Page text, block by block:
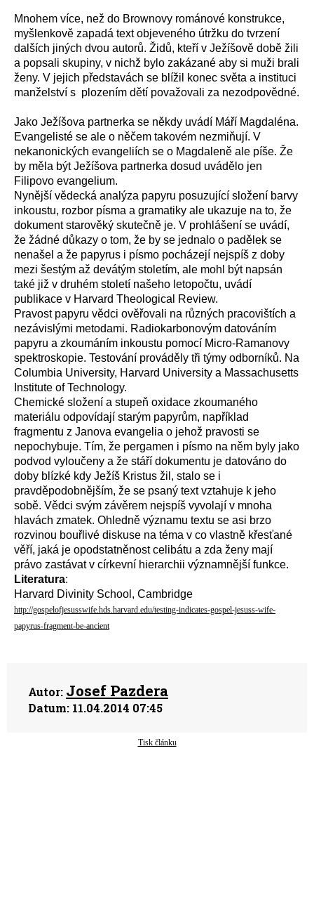
Mnohem více, než do Brownovy románové konstrukce,
myšlenkově zapadá text objeveného útržku do tvrzení
dalších jiných dvou autorů. Židů, kteří v Ježíšově době žili
a popsali skupiny, v nichž bylo zakázané aby si muži brali
ženy. V jejich představách se blížil konec světa a instituci
manželství s plozením dětí považovali za nezodpovědné.
Jako Ježíšova partnerka se někdy uvádí Máří Magdaléna.
Evangelisté se ale o něčem takovém nezmiňují. V
nekanonických evangeliích se o Magdaleně ale píše. Že
by měla být Ježíšova partnerka dosud uvádělo jen
Filipovo evangelium.
Nynější vědecká analýza papyru posuzující složení barvy
inkoustu, rozbor písma a gramatiky ale ukazuje na to, že
dokument starověký skutečně je. V prohlášení se uvádí,
že žádné důkazy o tom, že by se jednalo o padělek se
nenašel a že papyrus i písmo pocházejí nejspíš z doby
mezi šestým až devátým stoletím, ale mohl být napsán
také již v druhém století našeho letopočtu, uvádí
publikace v Harvard Theological Review.
Pravost papyru vědci ověřovali na různých pracovištích a
nezávislými metodami. Radiokarbonovým datováním
papyru a zkoumáním inkoustu pomocí Micro-Ramanovy
spektroskopie. Testování prováděly tři týmy odborníků. Na
Columbia University, Harvard University a Massachusetts
Institute of Technology.
Chemické složení a stupeň oxidace zkoumaného
materiálu odpovídají starým papyrům, například
fragmentu z Janova evangelia o jehož pravosti se
nepochybuje. Tím, že pergamen i písmo na něm byly jako
podvod vyloučeny a že stáří dokumentu je datováno do
doby blízké kdy Ježíš Kristus žil, stalo se i
pravděpodobnějším, že se psaný text vztahuje k jeho
sobě. Vědci svým závěrem nejspíš vyvolají v mnoha
hlavách zmatek. Ohledně významu textu se asi brzo
rozvinou bouřlivé diskuse na téma v co vlastně křesťané
věří, jaká je opodstatněnost celibátu a zda ženy mají
právo zastávat v církevní hierarchii významnější funkce.
Literatura:
Harvard Divinity School, Cambridge
http://gospelofjesusswife.hds.harvard.edu/testing-indicates-gospel-jesuss-wife-
papyrus-fragment-be-ancient
Autor: Josef Pazdera
Datum: 11.04.2014 07:45
Tisk článku